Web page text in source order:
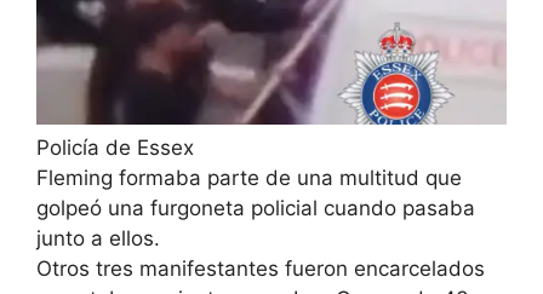
Policía de Essex
Fleming formaba parte de una multitud que
golpeó una furgoneta policial cuando pasaba
junto a ellos.
Otros tres manifestantes fueron encarcelados